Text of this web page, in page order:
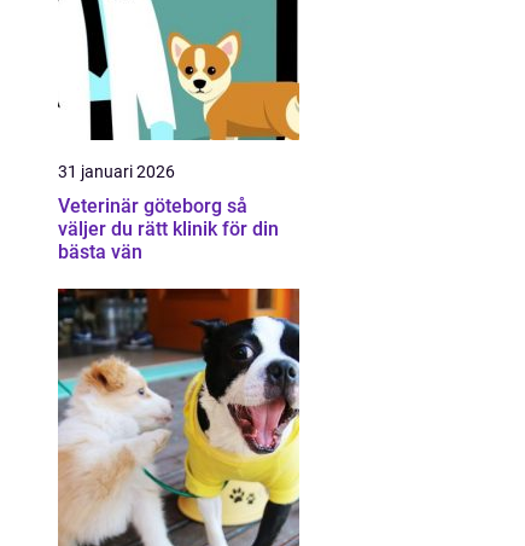
31 januari 2026
Veterinär göteborg så
väljer du rätt klinik för din
bästa vän